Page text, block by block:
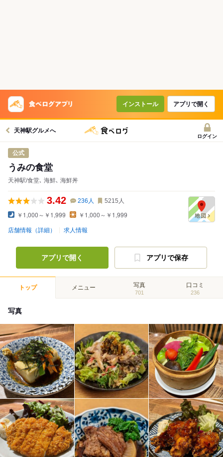
インストール アプリで開く
天神駅グルメへ
ログイン
公式
うみの食堂
天神駅/食堂､ 海鮮､ 海鮮丼
3.42 236 人 5215 人
￥1,000～￥1,999 ￥1,000～￥1,999
店舗情報（詳細） 求人情報
アプリで開く アプリで保存
トップ メニュー 写真
701
口コミ
236
写真